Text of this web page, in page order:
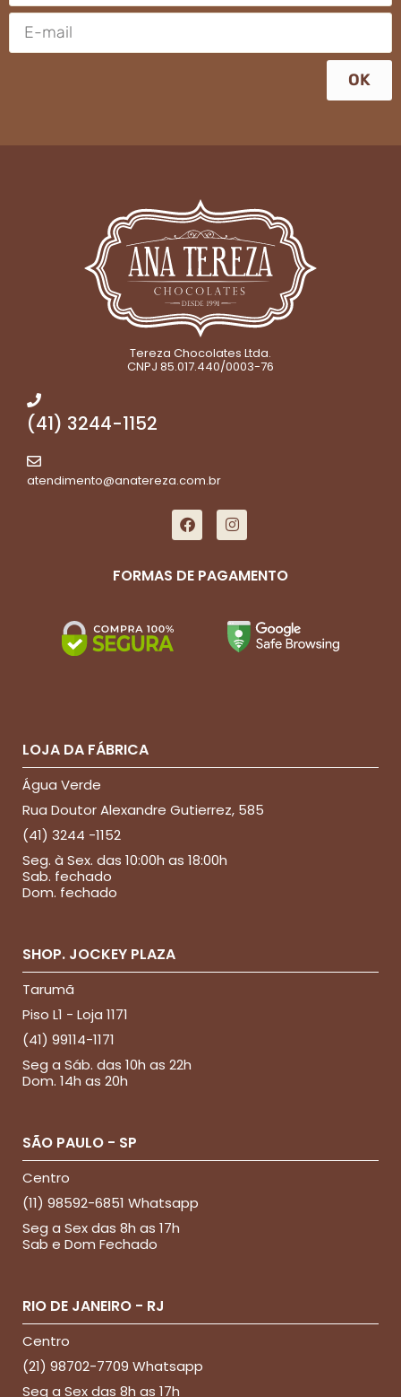
OK
Tereza Chocolates Ltda.
CNPJ 85.017.440/0003-76
(41) 3244-1152
atendimento@anatereza.com.br
FORMAS DE PAGAMENTO
LOJA DA FÁBRICA
Água Verde
Rua Doutor Alexandre Gutierrez, 585
(41) 3244 -1152
Seg. à Sex. das 10:00h as 18:00h
Sab. fechado
Dom. fechado
SHOP. JOCKEY PLAZA
Tarumã
Piso L1 - Loja 1171
(41) 99114-1171
Seg a Sáb. das 10h as 22h
Dom. 14h as 20h
SÃO PAULO - SP
Centro
(11) 98592-6851 Whatsapp
Seg a Sex das 8h as 17h
Sab e Dom Fechado
RIO DE JANEIRO - RJ
Centro
(21) 98702-7709 Whatsapp
Seg a Sex das 8h as 17h